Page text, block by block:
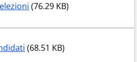
(76.29 KB)
(68.51 KB)